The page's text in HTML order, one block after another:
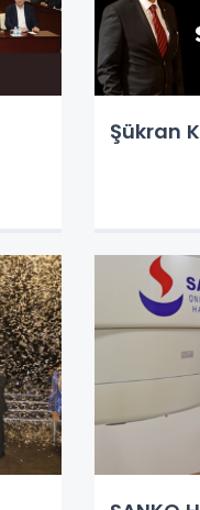
Şükran